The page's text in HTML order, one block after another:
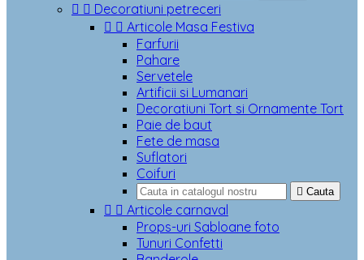
  Decoratiuni petreceri
  Articole Masa Festiva
Farfurii
Pahare
Servetele
Artificii si Lumanari
Decoratiuni Tort si Ornamente Tort
Paie de baut
Fete de masa
Suflatori
Coifuri
 Cauta
  Articole carnaval
Props-uri Sabloane foto
Tunuri Confetti